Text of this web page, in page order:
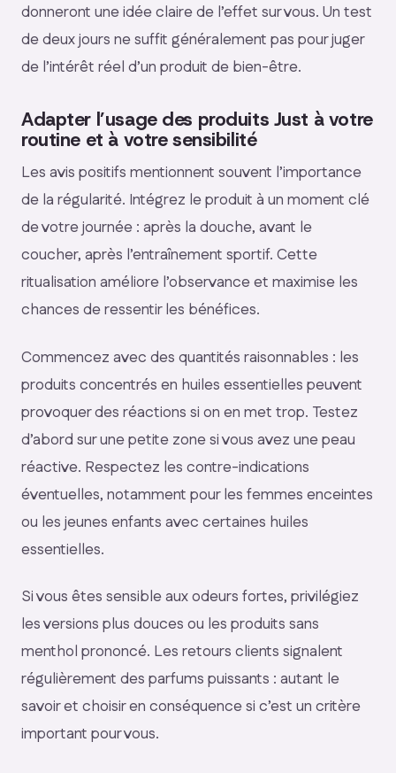
donneront une idée claire de l’effet sur vous. Un test
de deux jours ne suffit généralement pas pour juger
de l’intérêt réel d’un produit de bien-être.
Adapter l’usage des produits Just à votre
routine et à votre sensibilité
Les avis positifs mentionnent souvent l’importance
de la régularité. Intégrez le produit à un moment clé
de votre journée : après la douche, avant le
coucher, après l’entraînement sportif. Cette
ritualisation améliore l’observance et maximise les
chances de ressentir les bénéfices.
Commencez avec des quantités raisonnables : les
produits concentrés en huiles essentielles peuvent
provoquer des réactions si on en met trop. Testez
d’abord sur une petite zone si vous avez une peau
réactive. Respectez les contre-indications
éventuelles, notamment pour les femmes enceintes
ou les jeunes enfants avec certaines huiles
essentielles.
Si vous êtes sensible aux odeurs fortes, privilégiez
les versions plus douces ou les produits sans
menthol prononcé. Les retours clients signalent
régulièrement des parfums puissants : autant le
savoir et choisir en conséquence si c’est un critère
important pour vous.